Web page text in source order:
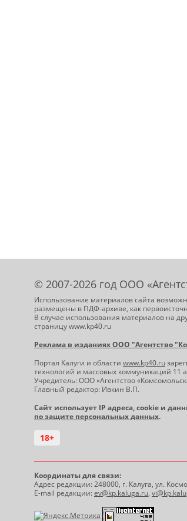
© 2007-2026 год ООО
Использование материалов сайта
размещены в ПДФ-архиве, как
В случае использования материалов на
страницу www.kp40.ru
Реклама в изданиях ООО "Агентство
Портал Калуги и области www.kp40.ru
технологий и массовых коммуникаций 11
Учредитель: ООО «Агентство
Главный редактор: Ивкин В.П.
Сайт использует IP адреса, cookie и
по защите персональных данных.
18+
Координаты для связи:
Адрес редакции: 248000, г. Калуга, ул.
E-mail редакции:ev@kp.kaluga.ru,